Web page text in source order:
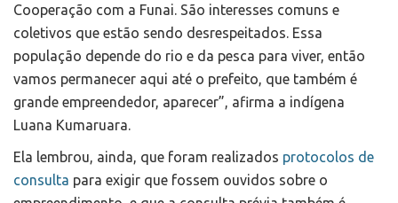
Cooperação com a Funai. São interesses comuns e
coletivos que estão sendo desrespeitados. Essa
população depende do rio e da pesca para viver, então
vamos permanecer aqui até o prefeito, que também é
grande empreendedor, aparecer”, afirma a indígena
Luana Kumaruara.
Ela lembrou, ainda, que foram realizados protocolos de
consulta para exigir que fossem ouvidos sobre o